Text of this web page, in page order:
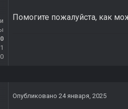
0
1
Помогите пожалуйста, как
Опубликовано 24 января, 2025